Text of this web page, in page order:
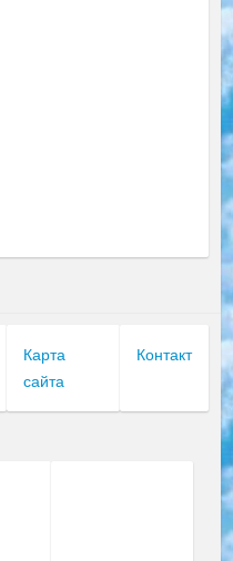
Карта
сайта
Контакт